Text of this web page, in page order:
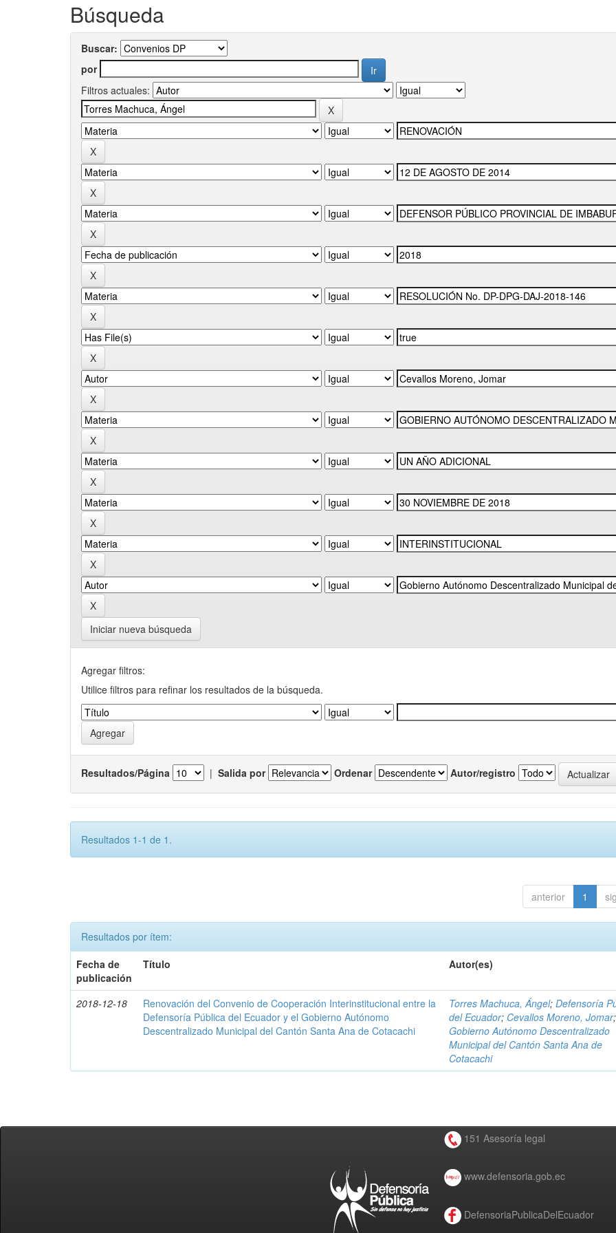
Búsqueda
Buscar:
por
Filtros actuales:
Iniciar nueva búsqueda
Agregar filtros:
Utilice filtros para refinar los resultados de la búsqueda.
Resultados/Página | Salida por Ordenar Autor/registro
Resultados 1-1 de 1.
anterior 1
Resultados por ítem:
Fecha de
publicación
Título Autor(es)
2018-12-18
Renovación del Convenio de Cooperación Interinstitucional entre la
Defensoría Pública del Ecuador y el Gobierno Autónomo
Descentralizado Municipal del Cantón Santa Ana de Cotacachi
Torres Machuca, Ángel;Defensoría
del Ecuador; Cevallos Moreno, Jomar;
Gobierno Autónomo Descentralizado
Municipal del Cantón Santa Ana de
Cotacachi
151 Asesoría legal
www.defensoria.gob.ec
DefensoriaPublicaDelEcuador